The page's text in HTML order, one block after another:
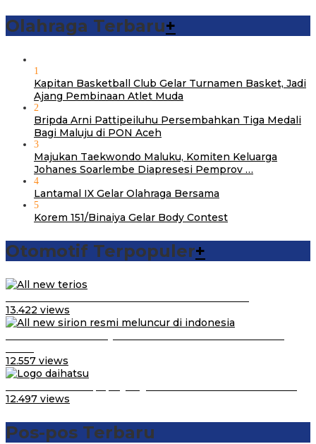
Olahraga Terbaru+
1
Kapitan Basketball Club Gelar Turnamen Basket, Jadi
Ajang Pembinaan Atlet Muda
2
Bripda Arni Pattipeiluhu Persembahkan Tiga Medali
Bagi Maluju di PON Aceh
3
Majukan Taekwondo Maluku, Komiten Keluarga
Johanes Soarlembe Diapresesi Pemprov …
4
Lantamal IX Gelar Olahraga Bersama
5
Korem 151/Binaiya Gelar Body Contest
Otomotif Terpopuler+
13.422 views
12.557 views
12.497 views
Pos-pos Terbaru